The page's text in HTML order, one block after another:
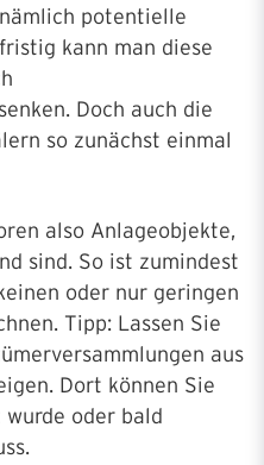
potentielle
kann man diese
Doch auch die
so zunächst einmal
also Anlageobjekte,
sind. So ist zumindest
oder nur geringen
Tipp: Lassen Sie
aus
Dort können Sie
oder bald